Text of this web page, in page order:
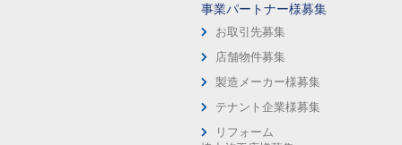
事業パートナー様募集
お取引先募集
店舗物件募集
製造メーカー様募集
テナント企業様募集
リフォーム